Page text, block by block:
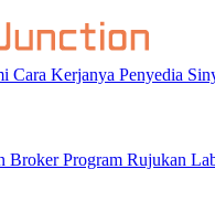
Cara Kerjanya Penyedia
BrokerProgram Rujukan